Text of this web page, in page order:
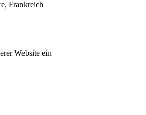
Frankreich
Website ein